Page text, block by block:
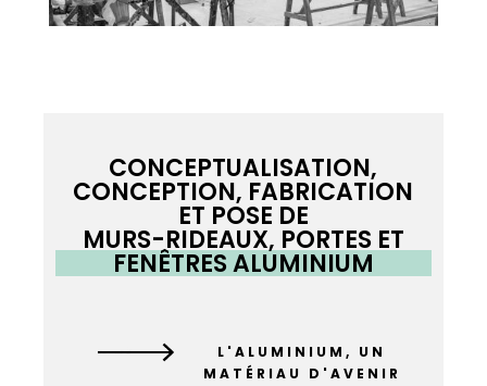
CONCEPTUALISATION,
CONCEPTION, FABRICATION
ET POSE DE
MURS-RIDEAUX, PORTES ET
FENÊTRES ALUMINIUM
L'ALUMINIUM, UN
MATÉRIAU D'AVENIR